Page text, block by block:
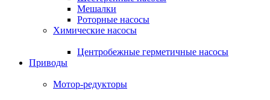
Мешалки
Роторные насосы
Химические насосы
Центробежные герметичные насосы
Приводы
Мотор-редукторы